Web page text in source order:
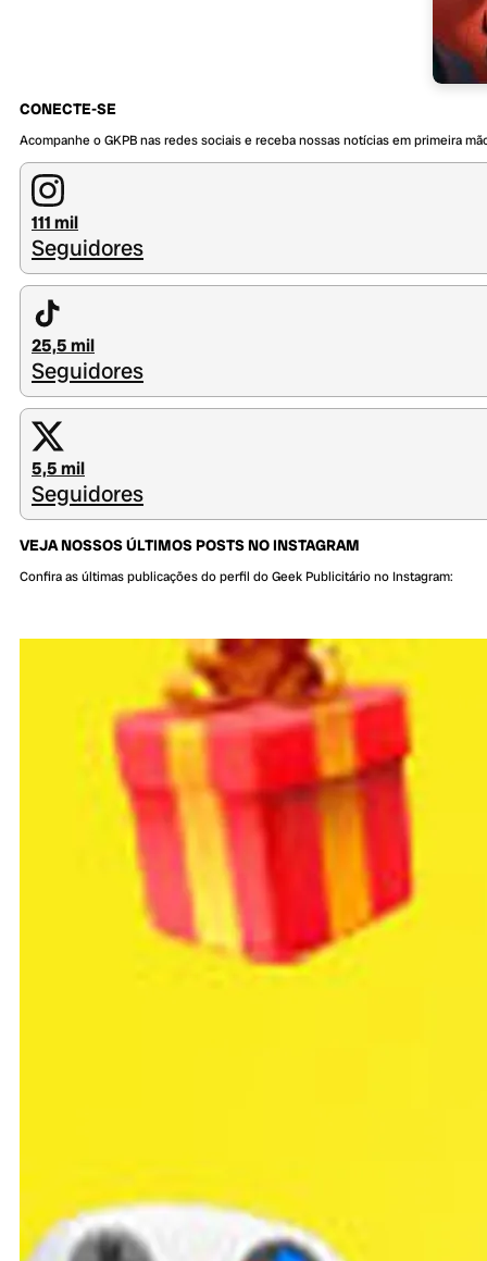
CONECTE-SE
Acompanhe o GKPB nas redes sociais e receba nossas notícias em primeira
111 mil
Seguidores
25,5 mil
Seguidores
5,5 mil
Seguidores
VEJA NOSSOS ÚLTIMOS POSTS NO INSTAGRAM
Confira as últimas publicações do perfil do Geek Publicitário no Instagram: